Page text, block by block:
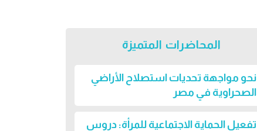
المحاضرات المتميزة
نحو مواجهة تحديات استصلاح الأراضي
الصحراوية في مصر
تفعيل الحماية الاجتماعية للمرأة: دروس